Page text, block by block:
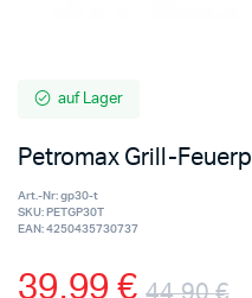
auf Lager
Petromax Grill-
Art.-Nr:gp30-t
SKU: PETGP30T
EAN:4250435730737
39,99€